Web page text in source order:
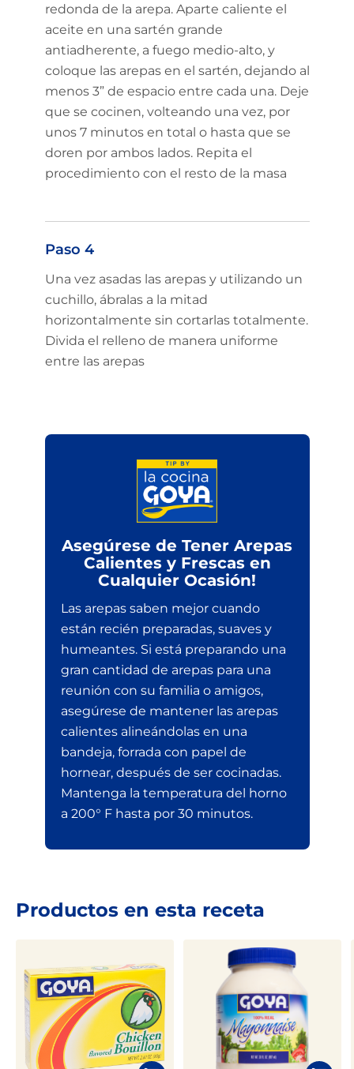
redonda de la arepa. Aparte caliente el
aceite en una sartén grande
antiadherente, a fuego medio-alto, y
coloque las arepas en el sartén, dejando al
menos 3” de espacio entre cada una. Deje
que se cocinen, volteando una vez, por
unos 7 minutos en total o hasta que se
doren por ambos lados. Repita el
procedimiento con el resto de la masa
Paso 4
Una vez asadas las arepas y utilizando un
cuchillo, ábralas a la mitad
horizontalmente sin cortarlas totalmente.
Divida el relleno de manera uniforme
entre las arepas
Asegúrese de Tener Arepas
Calientes y Frescas en
Cualquier Ocasión!
Las arepas saben mejor cuando
están recién preparadas, suaves y
humeantes. Si está preparando una
gran cantidad de arepas para una
reunión con su familia o amigos,
asegúrese de mantener las arepas
calientes alineándolas en una
bandeja, forrada con papel de
hornear, después de ser cocinadas.
Mantenga la temperatura del horno
a 200° F hasta por 30 minutos.
Productos en esta receta